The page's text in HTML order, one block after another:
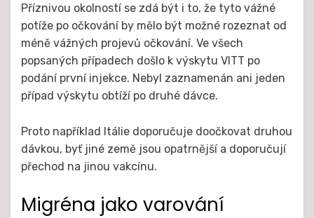
Příznivou okolností se zdá být i to, že tyto vážné
potíže po očkování by mělo být možné rozeznat od
méně vážných projevů očkování. Ve všech
popsaných případech došlo k výskytu VITT po
podání první injekce. Nebyl zaznamenán ani jeden
případ výskytu obtíží po druhé dávce.
Proto například Itálie doporučuje doočkovat druhou
dávkou, byť jiné země jsou opatrnější a doporučují
přechod na jinou vakcínu.
Migréna jako varování